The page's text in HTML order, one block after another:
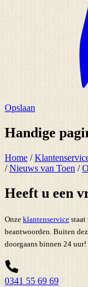
Opslaan
Handige
Home /
/Nieuws van Toen /
Heeft u een
Onze klantenservice
beantwoorden. Buiten
doorgaans binnen 24 uur!
0341 55 69 69